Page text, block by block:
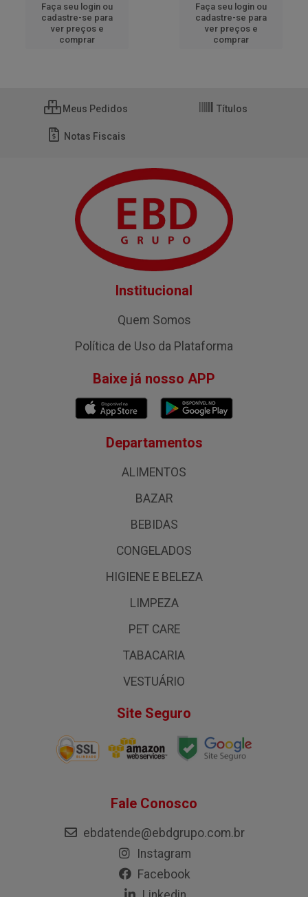
Faça seu login ou
cadastre-se para
ver preços e
comprar
Faça seu login ou
cadastre-se para
ver preços e
comprar
Meus Pedidos Títulos
Notas Fiscais
Institucional
Quem Somos
Política de Uso da Plataforma
Baixe já nosso APP
Departamentos
ALIMENTOS
BAZAR
BEBIDAS
CONGELADOS
HIGIENE E BELEZA
LIMPEZA
PET CARE
TABACARIA
VESTUÁRIO
Site Seguro
Fale Conosco
ebdatende@ebdgrupo.com.br
Instagram
Facebook